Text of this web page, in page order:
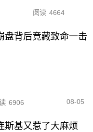
阅读 4664
盘背后竟藏致命一击
6906 08-05
斯基又惹了大麻烦